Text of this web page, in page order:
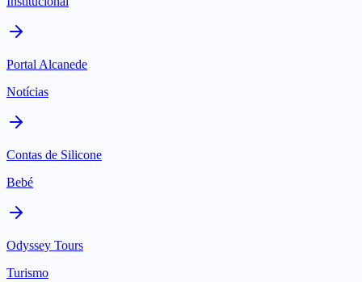
Portal Alcanede
Notícias
Contas de Silicone
Bebé
Odyssey Tours
Turismo